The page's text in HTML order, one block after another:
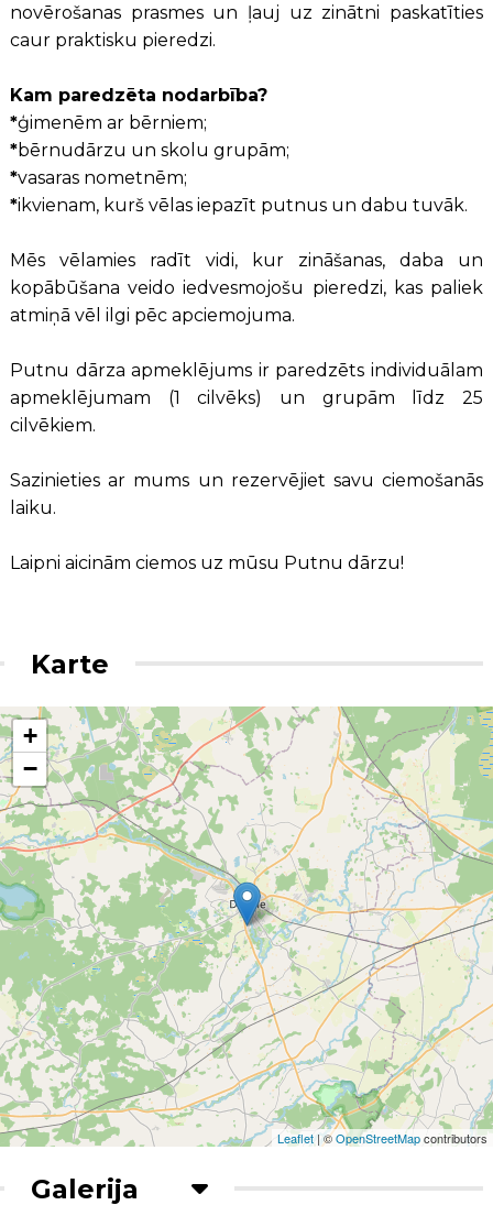
novērošanas prasmes un ļauj uz zinātni paskatīties
caur praktisku pieredzi.
Kam paredzēta nodarbība?
*ģimenēm ar bērniem;
*bērnudārzu un skolu grupām;
*vasaras nometnēm;
*ikvienam, kurš vēlas iepazīt putnus un dabu tuvāk.
Mēs vēlamies radīt vidi, kur zināšanas, daba un
kopābūšana veido iedvesmojošu pieredzi, kas paliek
atmiņā vēl ilgi pēc apciemojuma.
Putnu dārza apmeklējums ir paredzēts individuālam
apmeklējumam (1 cilvēks) un grupām līdz 25
cilvēkiem.
Sazinieties ar mums un rezervējiet savu ciemošanās
laiku.
Laipni aicinām ciemos uz mūsu Putnu dārzu!
Karte
+
−
Leaflet | ©OpenStreetMapcontributors
Galerija